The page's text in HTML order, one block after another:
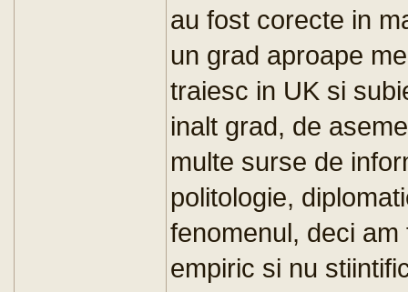
au fost corecte in
un grad aproape
traiesc in UK si
inalt grad, de
multe surse de
politologie,
fenomenul, deci
empiric si nu